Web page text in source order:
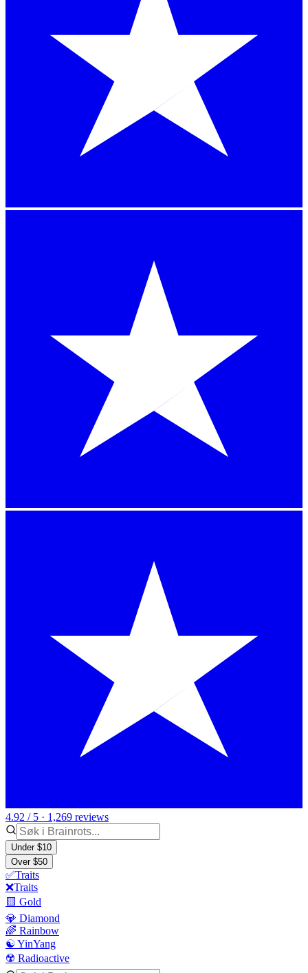
4.92 / 5 · 1,269 reviews
Under $10
Over $50
✅Traits
❌Traits
🟨 Gold
💎 Diamond
🌈 Rainbow
☯️ YinYang
☢️ Radioactive